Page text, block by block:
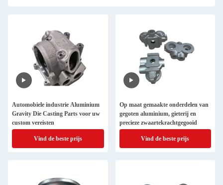
Automobiele industrie Aluminium
Gravity Die Casting Parts voor uw
custom vereisten
Vind de beste prijs
Op maat gemaakte onderdelen van
gegoten aluminium, gieterij en
precieze zwaartekrachtgegooid
Vind de beste prijs